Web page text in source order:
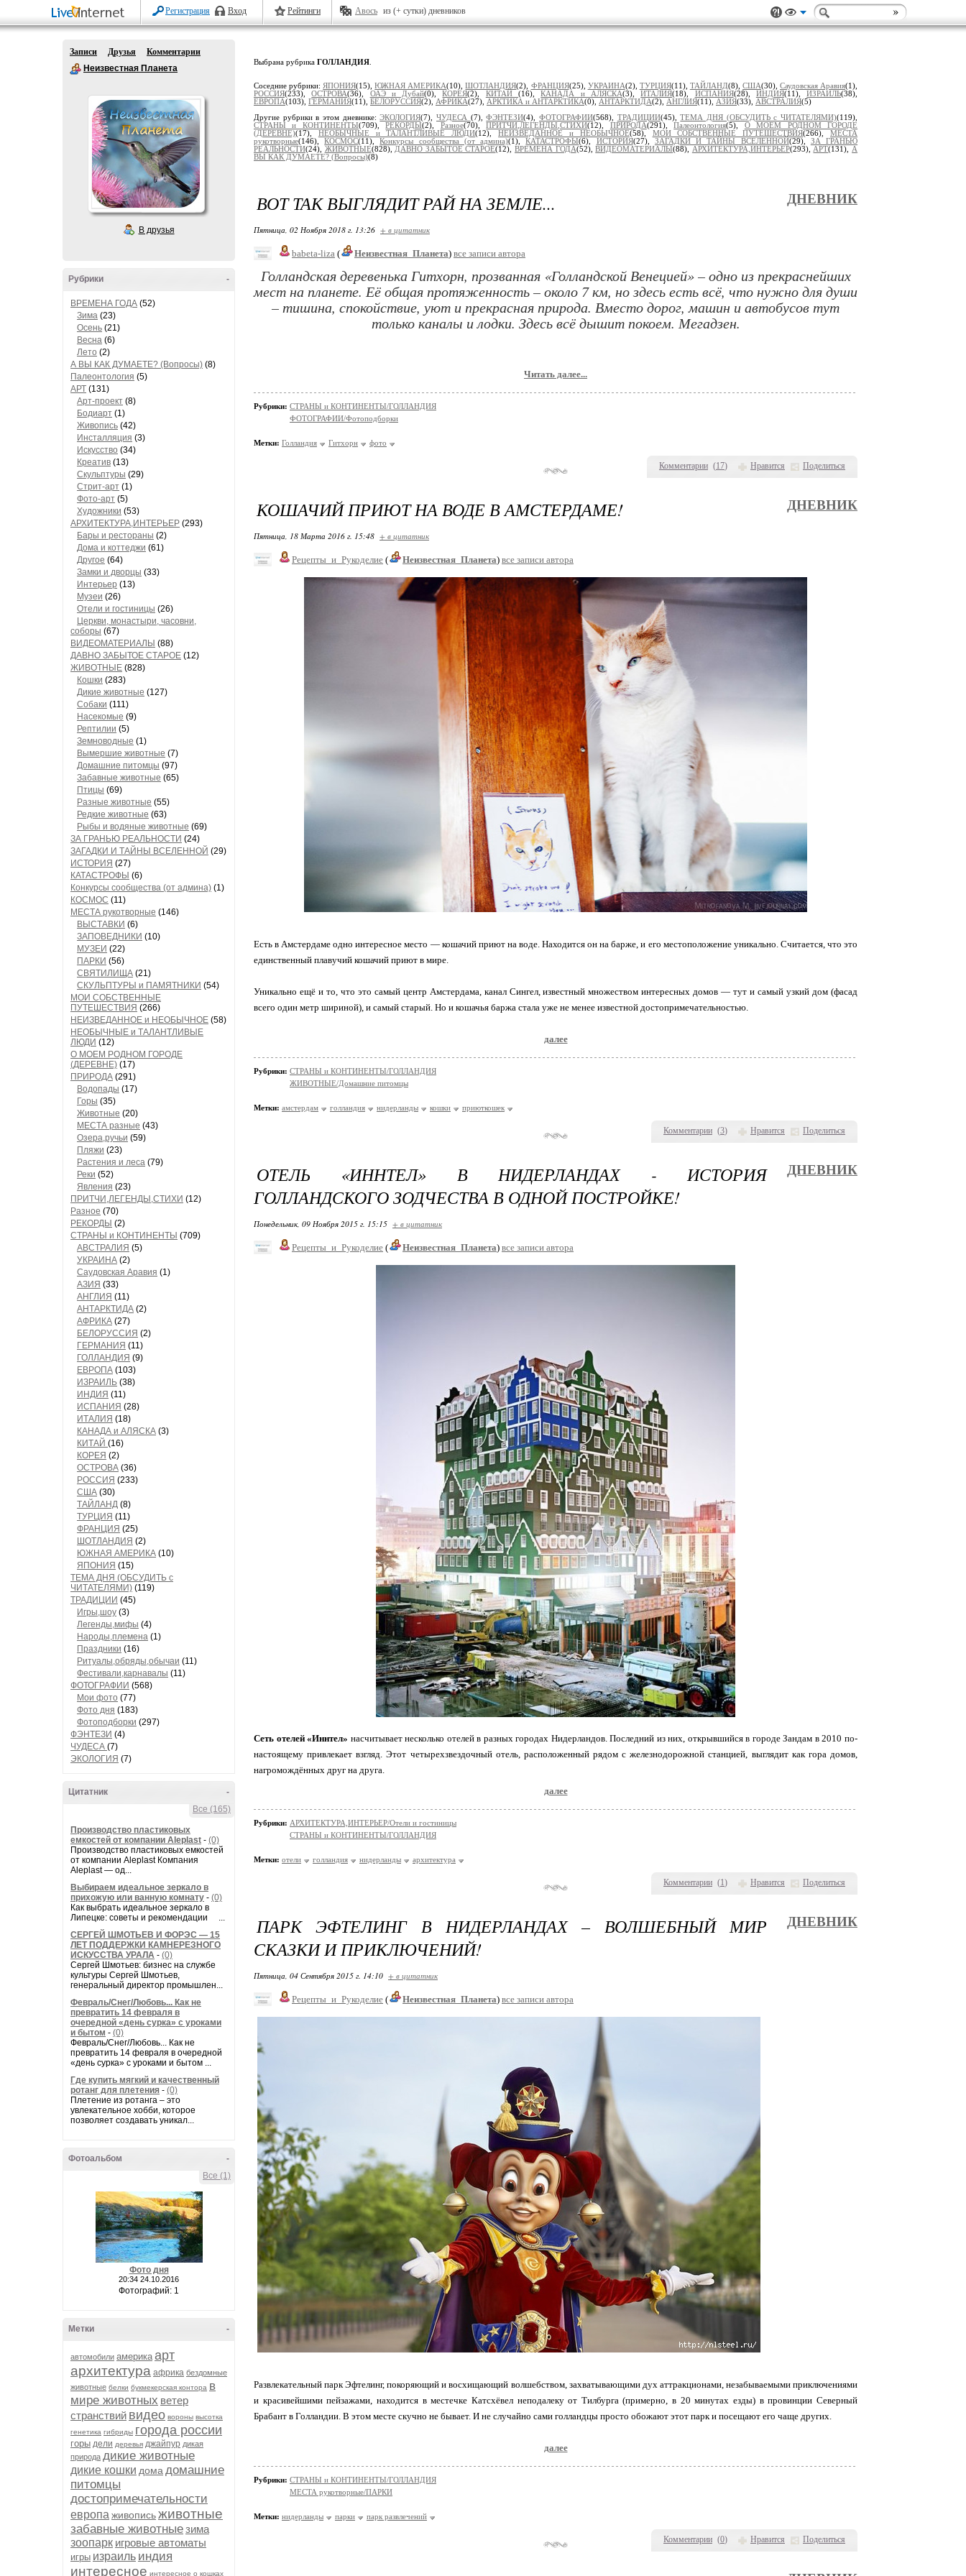
Регистрация Вход Рейтинги Авось из (+ сутки) дневников
Записи Друзья
Комментарии
Неизвестная Планета
В друзья
-
Рубрики
ВРЕМЕНА ГОДА (52)
Зима (23)
Осень (21)
Весна (6)
Лето (2)
А ВЫ КАК ДУМАЕТЕ? (Вопросы) (8)
Палеонтология (5)
АРТ (131)
Арт-проект (8)
Бодиарт (1)
Живопись (42)
Инсталляция (3)
Искусство (34)
Креатив (13)
Скульптуры (29)
Стрит-арт (1)
Фото-арт (5)
Художники (53)
АРХИТЕКТУРА,ИНТЕРЬЕР (293)
Бары и рестораны (2)
Дома и коттеджи (61)
Другое (64)
Замки и дворцы (33)
Интерьер (13)
Музеи (26)
Отели и гостиницы (26)
Церкви, монастыри, часовни,
соборы (67)
ВИДЕОМАТЕРИАЛЫ (88)
ДАВНО ЗАБЫТОЕ СТАРОЕ (12)
ЖИВОТНЫЕ (828)
Кошки (283)
Дикие животные (127)
Собаки (111)
Насекомые (9)
Рептилии (5)
Земноводные (1)
Вымершие животные (7)
Домашние питомцы (97)
Забавные животные (65)
Птицы (69)
Разные животные (55)
Редкие животные (63)
Рыбы и водяные животные (69)
ЗА ГРАНЬЮ РЕАЛЬНОСТИ (24)
ЗАГАДКИ И ТАЙНЫ ВСЕЛЕННОЙ (29)
ИСТОРИЯ (27)
КАТАСТРОФЫ (6)
Конкурсы сообщества (от админа) (1)
КОСМОС (11)
МЕСТА рукотворные (146)
ВЫСТАВКИ (6)
ЗАПОВЕДНИКИ (10)
МУЗЕИ (22)
ПАРКИ (56)
СВЯТИЛИЩА (21)
СКУЛЬПТУРЫ и ПАМЯТНИКИ (54)
МОИ СОБСТВЕННЫЕ
ПУТЕШЕСТВИЯ (266)
НЕИЗВЕДАННОЕ и НЕОБЫЧНОЕ (58)
НЕОБЫЧНЫЕ и ТАЛАНТЛИВЫЕ
ЛЮДИ (12)
О МОЕМ РОДНОМ ГОРОДЕ
(ДЕРЕВНЕ) (17)
ПРИРОДА (291)
Водопады (17)
Горы (35)
Животные (20)
МЕСТА разные (43)
Озера,ручьи (59)
Пляжи (23)
Растения и леса (79)
Реки (52)
Явления (23)
ПРИТЧИ,ЛЕГЕНДЫ,СТИХИ (12)
Разное (70)
РЕКОРДЫ (2)
СТРАНЫ и КОНТИНЕНТЫ (709)
АВСТРАЛИЯ (5)
УКРАИНА (2)
Саудовская Аравия (1)
АЗИЯ (33)
АНГЛИЯ (11)
АНТАРКТИДА (2)
АФРИКА (27)
БЕЛОРУССИЯ (2)
ГЕРМАНИЯ (11)
ГОЛЛАНДИЯ (9)
ЕВРОПА (103)
ИЗРАИЛЬ (38)
ИНДИЯ (11)
ИСПАНИЯ (28)
ИТАЛИЯ (18)
КАНАДА и АЛЯСКА (3)
КИТАЙ (16)
КОРЕЯ (2)
ОСТРОВА (36)
РОССИЯ (233)
США (30)
ТАЙЛАНД (8)
ТУРЦИЯ (11)
ФРАНЦИЯ (25)
ШОТЛАНДИЯ (2)
ЮЖНАЯ АМЕРИКА (10)
ЯПОНИЯ (15)
ТЕМА ДНЯ (ОБСУДИТЬ с
ЧИТАТЕЛЯМИ) (119)
ТРАДИЦИИ (45)
Игры,шоу (3)
Легенды,мифы (4)
Народы,племена (1)
Праздники (16)
Ритуалы,обряды,обычаи (11)
Фестивали,карнавалы (11)
ФОТОГРАФИИ (568)
Мои фото (77)
Фото дня (183)
Фотоподборки (297)
ФЭНТЕЗИ (4)
ЧУДЕСА (7)
ЭКОЛОГИЯ (7)
-
Цитатник
Все (165)
Производство пластиковых
емкостей от компании Aleplast - (0)
Производство пластиковых емкостей
от компании Aleplast Компания
Aleplast — од...
Выбираем идеальное зеркало в
прихожую или ванную комнату - (0)
Как выбрать идеальное зеркало в
Липецке: советы и рекомендации ...
СЕРГЕЙ ШМОТЬЕВ И ФОРЭС — 15
ЛЕТ ПОДДЕРЖКИ КАМНЕРЕЗНОГО
ИСКУССТВА УРАЛА - (0)
Сергей Шмотьев: бизнес на службе
культуры Сергей Шмотьев,
генеральный директор промышлен...
Февраль/Снег/Любовь... Как не
превратить 14 февраля в
очередной «день сурка» с уроками
и бытом - (0)
Февраль/Снег/Любовь... Как не
превратить 14 февраля в очередной
«день сурка» с уроками и бытом ...
Где купить мягкий и качественный
ротанг для плетения - (0)
Плетение из ротанга – это
увлекательное хобби, которое
позволяет создавать уникал...
-
Фотоальбом
Все (1)
Фото дня
20:34 24.10.2016
Фотографий: 1
-
Метки
автомобили америка арт
архитектура африка бездомные
животные белки букмекерская контора в
мире животных ветер
странствий видео вороны высотка
генетика гибриды города россии
горы дели деревья джайпур дикая
природа дикие животные
дикие кошки дома домашние
питомцы
достопримечательности
европа живописьживотные
забавные животныезима
зоопарк игровые автоматы
игры израиль индия
интересное интересное о кошках
Выбрана рубрика ГОЛЛАНДИЯ
Соседние рубрики: ЯПОНИЯ(15),ЮЖНАЯ АМЕРИКА(10),ШОТЛАНДИЯ(2), ФРАНЦИЯ(25), УКРАИНА(2), ТУРЦИЯ(11), ТАЙЛАНД(8), США(30),Саудовская Аравия(1),
РОССИЯ(233),ОСТРОВА(36), ОАЭ и Дубай(0),КОРЕЯ(2), КИТАЙ(16),КАНАДА и АЛЯСКА(3),ИТАЛИЯ(18), ИСПАНИЯ(28), ИНДИЯ(11),ИЗРАИЛЬ(38),
ЕВРОПА(103), ГЕРМАНИЯ(11), БЕЛОРУССИЯ(2), АФРИКА(27), АРКТИКА и АНТАРКТИКА(0), АНТАРКТИДА(2), АНГЛИЯ(11), АЗИЯ(33), АВСТРАЛИЯ(5)
Другие рубрики в этом дневнике:ЭКОЛОГИЯ(7),ЧУДЕСА (7),ФЭНТЕЗИ(4),ФОТОГРАФИИ(568), ТРАДИЦИИ(45),ТЕМА ДНЯ (ОБСУДИТЬ с ЧИТАТЕЛЯМИ)(119),
СТРАНЫ и КОНТИНЕНТЫ(709),РЕКОРДЫ(2), Разное(70),ПРИТЧИ,ЛЕГЕНДЫ,СТИХИ(12), ПРИРОДА(291),Палеонтология(5), О МОЕМ РОДНОМ ГОРОДЕ
(ДЕРЕВНЕ)(17), НЕОБЫЧНЫЕ и ТАЛАНТЛИВЫЕ ЛЮДИ(12),НЕИЗВЕДАННОЕ и НЕОБЫЧНОЕ(58), МОИ СОБСТВЕННЫЕ ПУТЕШЕСТВИЯ(266),МЕСТА
рукотворные(146),КОСМОС(11),Конкурсы сообщества (от админа)(1),КАТАСТРОФЫ(6), ИСТОРИЯ(27), ЗАГАДКИ И ТАЙНЫ ВСЕЛЕННОЙ(29), ЗА ГРАНЬЮ
РЕАЛЬНОСТИ(24), ЖИВОТНЫЕ(828), ДАВНО ЗАБЫТОЕ СТАРОЕ(12),ВРЕМЕНА ГОДА(52),ВИДЕОМАТЕРИАЛЫ(88), АРХИТЕКТУРА,ИНТЕРЬЕР(293), АРТ(131), А
ВЫ КАК ДУМАЕТЕ? (Вопросы)(8)
Комментарии (17) Нравится Поделиться
ВОТ ТАК ВЫГЛЯДИТ РАЙ НА ЗЕМЛЕ... ДНЕВНИК
Пятница, 02 Ноября 2018 г. 13:26 + в цитатник
babeta-liza ( Неизвестная_Планета) все записи автора
Голландская деревенька Гитхорн, прозванная «Голландской Венецией» – одно из прекраснейших
мест на планете. Её общая протяженность – около 7 км, но здесь есть всё, что нужно для души
– тишина, спокойствие, уют и прекрасная природа. Вместо дорог, машин и автобусов тут
только каналы и лодки. Здесь всё дышит покоем. Мегадзен.
Читать далее...
Рубрики: СТРАНЫ и КОНТИНЕНТЫ/ГОЛЛАНДИЯ
ФОТОГРАФИИ/Фотоподборки
Метки: Голландия Гитхорн фото
Комментарии (3) Нравится Поделиться
КОШАЧИЙ ПРИЮТ НА ВОДЕ В АМСТЕРДАМЕ! ДНЕВНИК
Пятница, 18 Марта 2016 г. 15:48 + в цитатник
Рецепты_и_Рукоделие ( Неизвестная_Планета) все записи автора
Есть в Амстердаме одно интересное место — кошачий приют на воде. Находится он на барже, и его местоположение уникально. Считается, что это
единственный плавучий кошачий приют в мире.
Уникально ещё и то, что это самый центр Амстердама, канал Сингел, известный множеством интересных домов — тут и самый узкий дом (фасад
всего один метр шириной), и самый старый. Но и кошачья баржа стала уже не менее известной достопримечательностью.
далее
Рубрики: СТРАНЫ и КОНТИНЕНТЫ/ГОЛЛАНДИЯ
ЖИВОТНЫЕ/Домашние питомцы
Метки: амстердам голландия нидерланды кошки приюткошек
Комментарии (1) Нравится Поделиться
ОТЕЛЬ «ИННТЕЛ» В НИДЕРЛАНДАХ - ИСТОРИЯ
ГОЛЛАНДСКОГО ЗОДЧЕСТВА В ОДНОЙ ПОСТРОЙКЕ!
ДНЕВНИК
Понедельник, 09 Ноября 2015 г. 15:15 + в цитатник
Рецепты_и_Рукоделие ( Неизвестная_Планета) все записи автора
Сеть отелей «Иннтел» насчитывает несколько отелей в разных городах Нидерландов. Последний из них, открывшийся в городе Зандам в 2010 по-
настоящему привлекает взгляд. Этот четырехзвездочный отель, расположенный рядом с железнодорожной станцией, выглядит как гора домов,
нагромождённых друг на друга.
далее
Рубрики: АРХИТЕКТУРА,ИНТЕРЬЕР/Отели и гостиницы
СТРАНЫ и КОНТИНЕНТЫ/ГОЛЛАНДИЯ
Метки: отели голландия нидерланды архитектура
Комментарии (0) Нравится Поделиться
ПАРК ЭФТЕЛИНГ В НИДЕРЛАНДАХ – ВОЛШЕБНЫЙ МИР
СКАЗКИ И ПРИКЛЮЧЕНИЙ!
ДНЕВНИК
Пятница, 04 Сентября 2015 г. 14:10 + в цитатник
Рецепты_и_Рукоделие ( Неизвестная_Планета) все записи автора
Развлекательный парк Эфтелинг, покоряющий и восхищающий волшебством, захватывающими дух аттракционами, незабываемыми приключениями
и красивейшими пейзажами, находится в местечке Катсхёвел неподалеку от Тилбурга (примерно, в 20 минутах езды) в провинции Северный
Брабант в Голландии. В этом месте скучно не бывает. И не случайно сами голландцы просто обожают этот парк и посещают его чаще других.
далее
Рубрики: СТРАНЫ и КОНТИНЕНТЫ/ГОЛЛАНДИЯ
МЕСТА рукотворные/ПАРКИ
Метки: нидерланды парки парк развлечений